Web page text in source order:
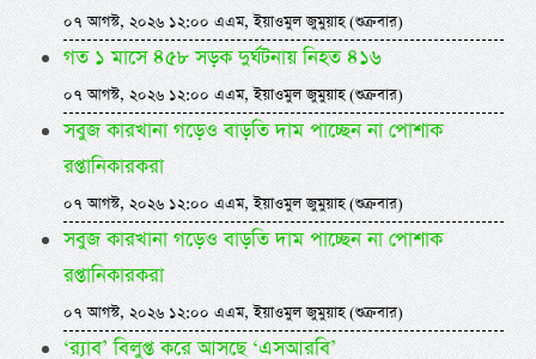
০৭ আগস্ট, ২০২৬ ১২:০০ এএম, ইয়াওমুল জুমুয়াহ (শুক্রবার)
গত ১ মাসে ৪৫৮ সড়ক দুর্ঘটনায় নিহত ৪১৬
০৭ আগস্ট, ২০২৬ ১২:০০ এএম, ইয়াওমুল জুমুয়াহ (শুক্রবার)
সবুজ কারখানা গড়েও বাড়তি দাম পাচ্ছেন না পোশাক
রপ্তানিকারকরা
০৭ আগস্ট, ২০২৬ ১২:০০ এএম, ইয়াওমুল জুমুয়াহ (শুক্রবার)
সবুজ কারখানা গড়েও বাড়তি দাম পাচ্ছেন না পোশাক
রপ্তানিকারকরা
০৭ আগস্ট, ২০২৬ ১২:০০ এএম, ইয়াওমুল জুমুয়াহ (শুক্রবার)
‘র‍্যাব’ বিলুপ্ত করে আসছে ‘এসআরবি’